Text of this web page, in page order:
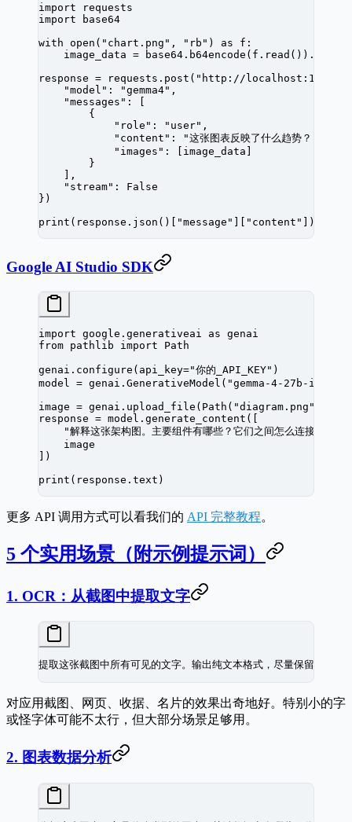
import requests
import base64
with open ( "chart.png" , "rb" ) as f:
    image_data
=
response = requests.post( "http://localhost:11434/
    "model"
: "gemma4" ,
    "messages"
: [
        {
            "role"
: "user" ,
            "content"
: "这张图表反映了什么趋势？"
            "images"
: [image_data]
        }
    ],
    "stream"
: False
})
print (response.json()[ "message" ][ "content" ])
Google AI Studio SDK
import google.generativeai as genai
from pathlib import Path
genai.configure( api_key="你的_API_KEY" )
model = genai.GenerativeModel( "gemma-4-27b-it"
image = genai.upload_file(Path( "diagram.png"
response = model.generate_content([
    "解释这张架构图。主要组件有哪些？它们之间怎么连接的？"
    image
])
print (response.text)
更多 API 调用方式可以看我们的 API 完整教程。
5 个实用场景（附示例提示词）
1. OCR：从截图中提取文字
提取这张截图中所有可见的文字。输出纯文本格式，尽量保留原始布
对应用截图、网页、收据、名片的效果出奇地好。特别小的字
或怪字体可能不太行，但大部分场景足够用。
2. 图表数据分析